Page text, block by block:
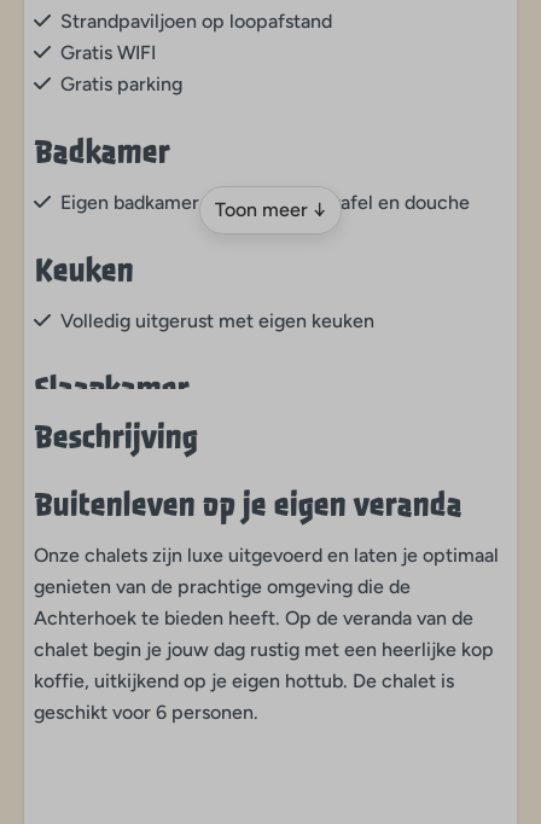
Strandpaviljoen op loopafstand
Gratis WIFI
Gratis parking
Badkamer
Eigen badkamer met toilet, wastafel en douche
Keuken
Volledig uitgerust met eigen keuken
Slaapkamer
Bedden aanwezig
Woonruimte
Compleet gemeubileerd
Ruime woonkamer
Buiten
Kindvriendelijk
Toon meer ↓
Beschrijving
Buitenleven op je eigen veranda
Onze chalets zijn luxe uitgevoerd en laten je optimaal
genieten van de prachtige omgeving die de
Achterhoek te bieden heeft. Op de veranda van de
chalet begin je jouw dag rustig met een heerlijke kop
koffie, uitkijkend op je eigen hottub. De chalet is
geschikt voor 6 personen.